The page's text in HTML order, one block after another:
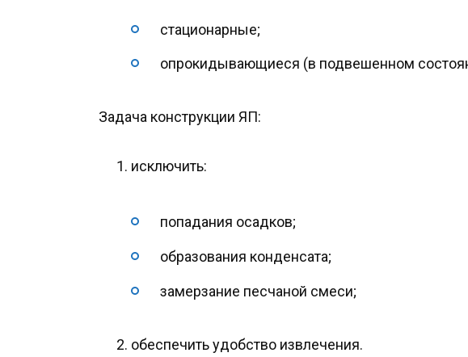
стационарные;
опрокидывающиеся (в подвешенном
Задача конструкции ЯП:
исключить:
попадания осадков;
образования конденсата;
замерзание песчаной смеси;
обеспечить удобство извлечения.